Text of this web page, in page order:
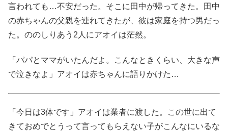
言われても…不安だった。そこに田中が帰ってきた。田中
の赤ちゃんの父親を連れてきたが、彼は家庭を持つ男だっ
た。ののしりあう2人にアオイは茫然。
「パパとママがいたんだよ。こんなときくらい、大きな声
で泣きなよ」アオイは赤ちゃんに語りかけた…
「今日は3体です」アオイは業者に渡した。この世に出て
きておめでとうって言ってもらえない子がこんなにいるな